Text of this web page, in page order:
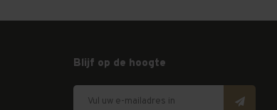
Blijf op de hoogte